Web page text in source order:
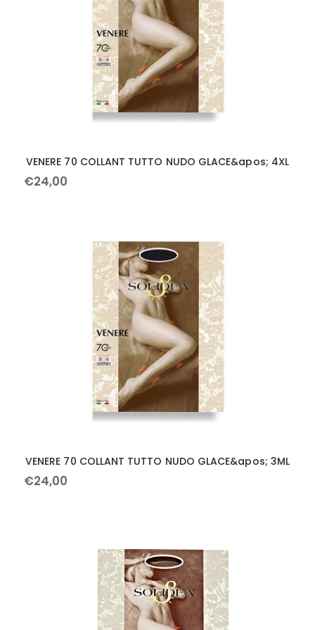
VENERE 70 COLLANT TUTTO NUDO GLACE&apos; 4XL
€24,00
VENERE 70 COLLANT TUTTO NUDO GLACE&apos; 3ML
€24,00